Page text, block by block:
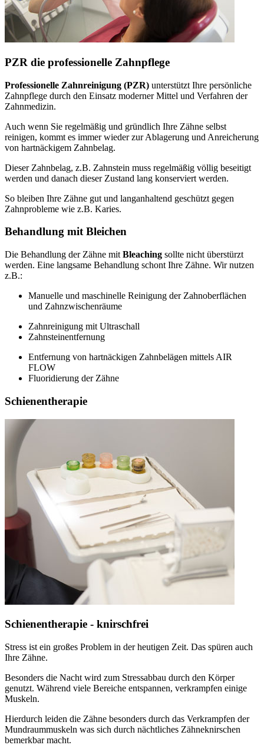
PZR die professionelle Zahnpflege
Professionelle Zahnreinigung (PZR) unterstützt Ihre persönliche
Zahnpflege durch den Einsatz moderner Mittel und Verfahren der
Zahnmedizin.
Auch wenn Sie regelmäßig und gründlich Ihre Zähne selbst
reinigen, kommt es immer wieder zur Ablagerung und Anreicherung
von hartnäckigem Zahnbelag.
Dieser Zahnbelag, z.B. Zahnstein muss regelmäßig völlig beseitigt
werden und danach dieser Zustand lang konserviert werden.
So bleiben Ihre Zähne gut und langanhaltend geschützt gegen
Zahnprobleme wie z.B. Karies.
Behandlung mit Bleichen
Die Behandlung der Zähne mit Bleaching sollte nicht überstürzt
werden. Eine langsame Behandlung schont Ihre Zähne. Wir nutzen
z.B.:
Manuelle und maschinelle Reinigung der Zahnoberflächen
und Zahnzwischenräume
Zahnreinigung mit Ultraschall
Zahnsteinentfernung
Entfernung von hartnäckigen Zahnbelägen mittels AIR
FLOW
Fluoridierung der Zähne
Schienentherapie
Schienentherapie - knirschfrei
Stress ist ein großes Problem in der heutigen Zeit. Das spüren auch
Ihre Zähne.
Besonders die Nacht wird zum Stressabbau durch den Körper
genutzt. Während viele Bereiche entspannen, verkrampfen einige
Muskeln.
Hierdurch leiden die Zähne besonders durch das Verkrampfen der
Mundraummuskeln was sich durch nächtliches Zähneknirschen
bemerkbar macht.